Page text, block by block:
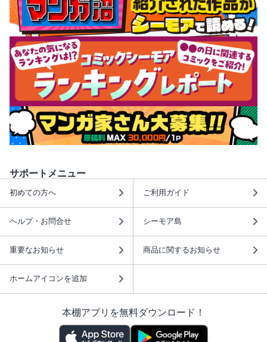
サポートメニュー
初めての方へ ご利用ガイド
ヘルプ・お問合せ シーモア島
重要なお知らせ 商品に関するお知らせ
ホームアイコンを追加
本棚アプリを無料ダウンロード！